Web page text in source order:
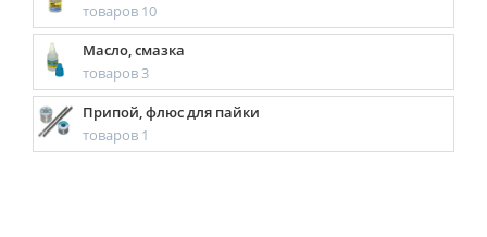
товаров 10
Масло, смазка
товаров 3
Припой, флюс для пайки
товаров 1